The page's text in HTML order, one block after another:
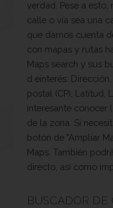
verdad. Pese a
calle o vía sea una
que darnos cuenta
con mapas y rutas
Maps search y sus
d einterés:
postal (CP), Latitud,
interesante conocer
de la zona. Si
botón de "Ampliar
Maps. También
directo, así como
BUSCADOR DE